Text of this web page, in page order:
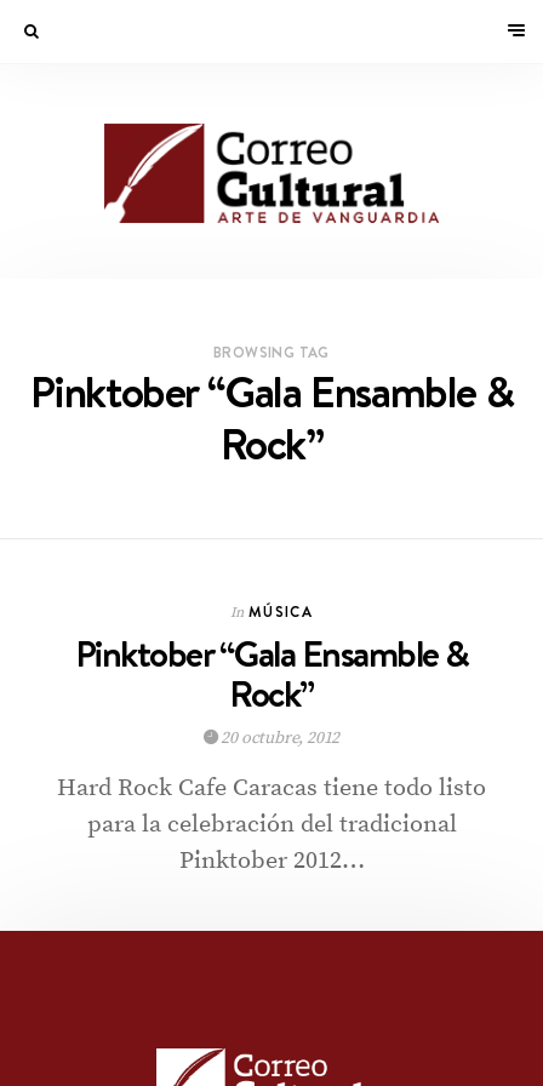
BROWSING TAG
Pinktober “Gala Ensamble &
Rock”
In MÚSICA
Pinktober “Gala Ensamble &
Rock”
20 octubre, 2012
Hard Rock Cafe Caracas tiene todo listo
para la celebración del tradicional
Pinktober 2012…